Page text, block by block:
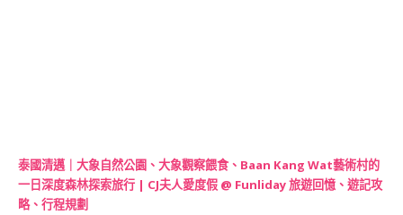
泰國清邁｜大象自然公園、大象觀察餵食、Baan Kang Wat藝術村的
一日深度森林探索旅行 | CJ夫人愛度假 @ Funliday 旅遊回憶、遊記攻
略、行程規劃